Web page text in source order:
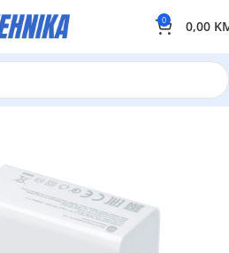
0 0,00